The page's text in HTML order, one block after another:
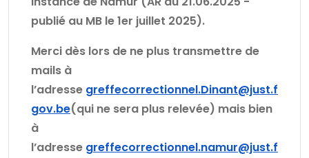
publié au MB le 1er juillet 2025).
Merci dès lors de ne plus transmettre de
mails à
l’adresse greffecorrectionnel.Dinant@just.f
gov.be(qui ne sera plus relevée) mais bien
à
l’adresse greffecorrectionnel.namur@just.f